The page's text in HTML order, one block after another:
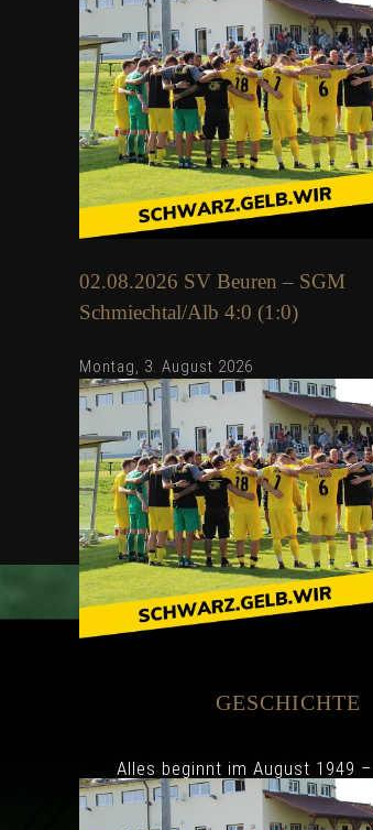
02.08.2026 SV Beuren – SGM
Schmiechtal/Alb 4:0 (1:0)
Montag, 3. August 2026
Montag, 8. Juni 2026
GESCHICHTE
Alles beginnt im August 1949
Haufen, bestehend aus ein